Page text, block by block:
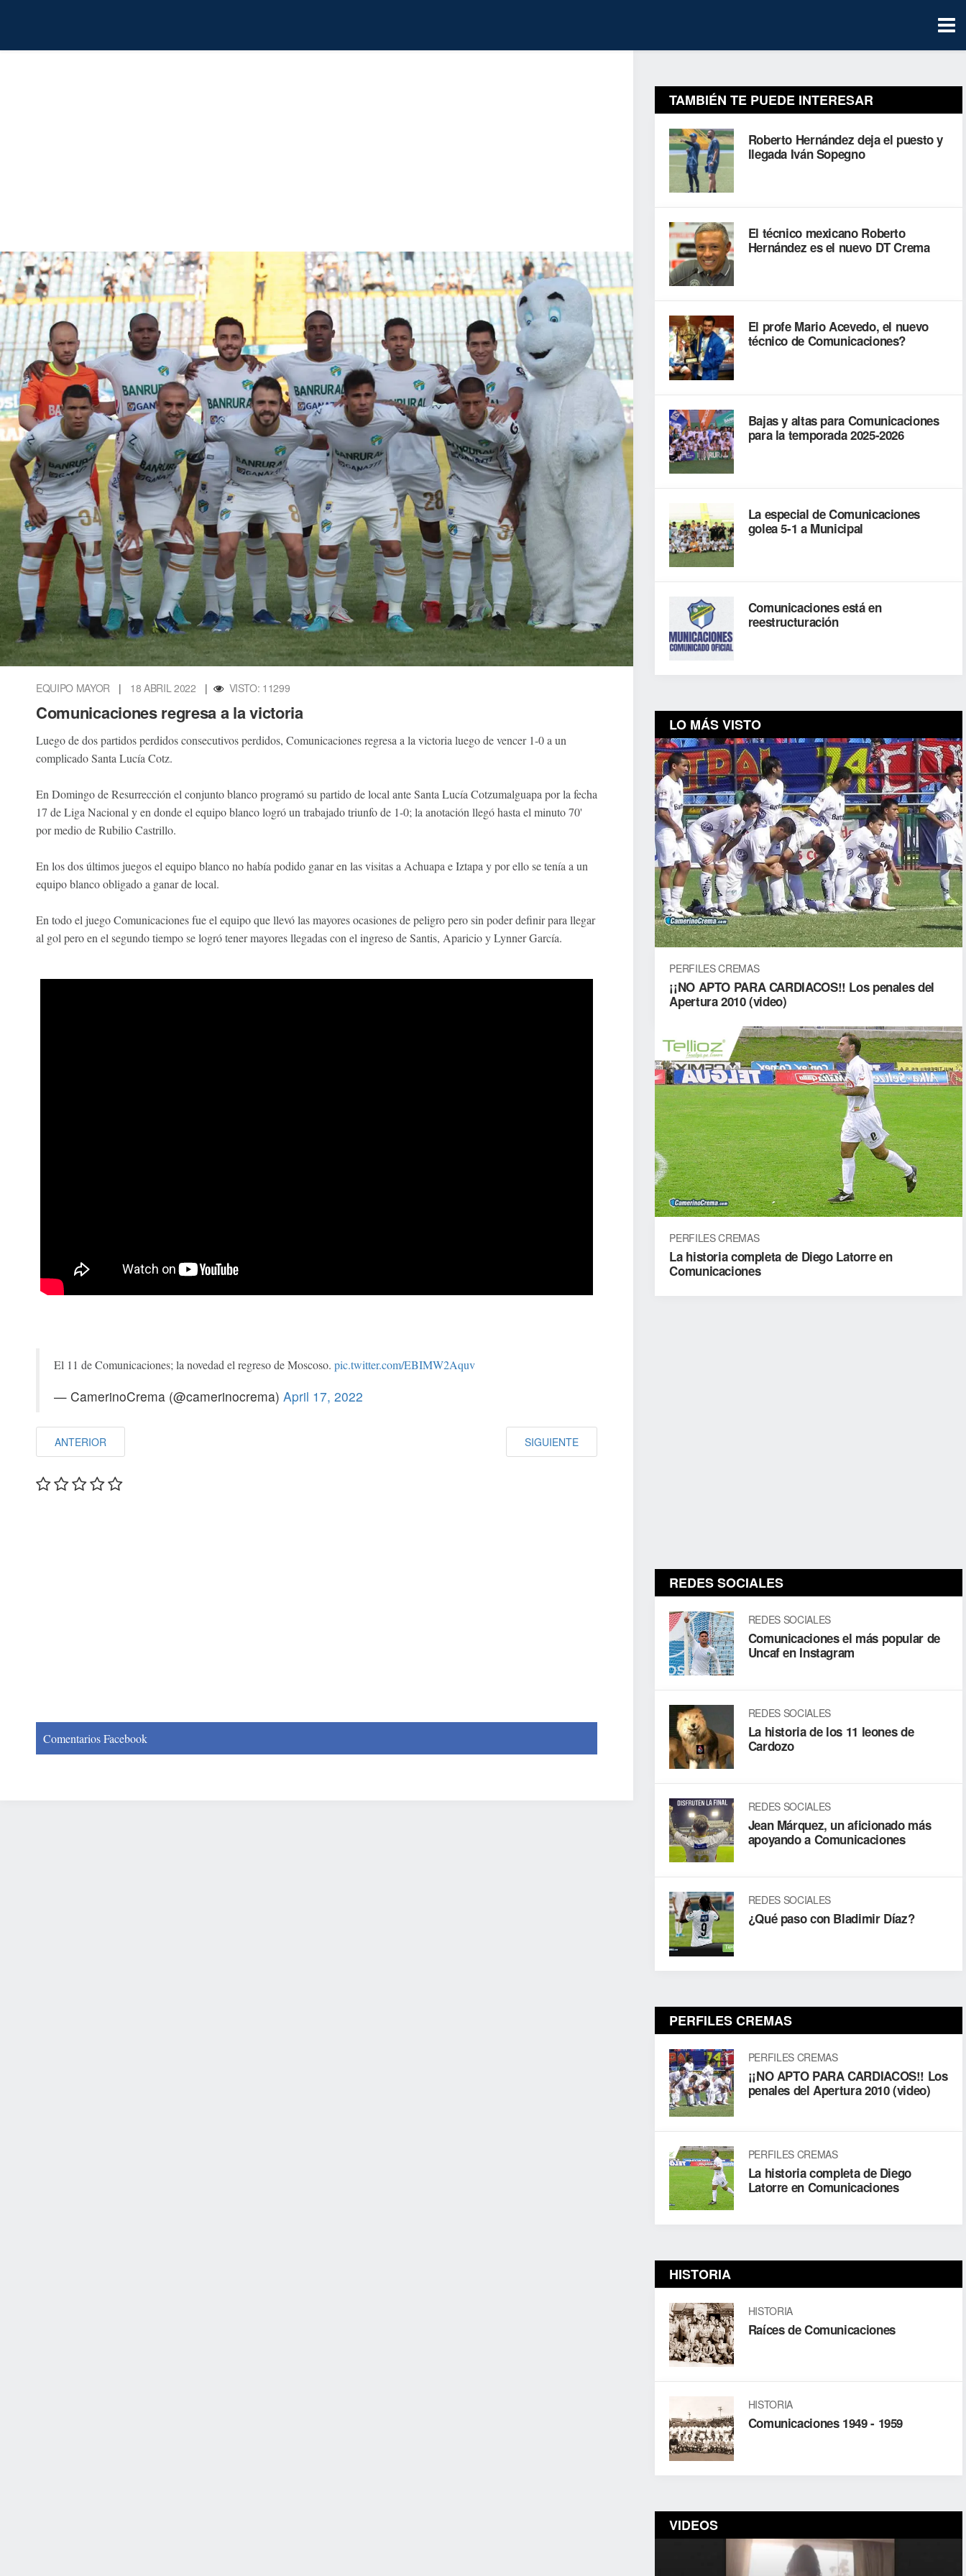
EQUIPO MAYOR | 18 ABRIL 2022 | VISTO: 11299
Comunicaciones regresa a la victoria
Luego de dos partidos perdidos consecutivos perdidos, Comunicaciones regresa a la victoria luego de vencer 1-0 a un
complicado Santa Lucía Cotz.
En Domingo de Resurrección el conjunto blanco programó su partido de local ante Santa Lucía Cotzumalguapa por la fecha
17 de Liga Nacional y en donde el equipo blanco logró un trabajado triunfo de 1-0; la anotación llegó hasta el minuto 70'
por medio de Rubilio Castrillo.
En los dos últimos juegos el equipo blanco no había podido ganar en las visitas a Achuapa e Iztapa y por ello se tenía a un
equipo blanco obligado a ganar de local.
En todo el juego Comunicaciones fue el equipo que llevó las mayores ocasiones de peligro pero sin poder definir para llegar
al gol pero en el segundo tiempo se logró tener mayores llegadas con el ingreso de Santis, Aparicio y Lynner García.
El 11 de Comunicaciones; la novedad el regreso de Moscoso. pic.twitter.com/EBIMW2Aquv
— CamerinoCrema (@camerinocrema) April 17, 2022
ANTERIOR SIGUIENTE
Comentarios Facebook
TAMBIÉN TE PUEDE INTERESAR
Roberto Hernández deja el puesto y
llegada Iván Sopegno
El técnico mexicano Roberto
Hernández es el nuevo DT Crema
El profe Mario Acevedo, el nuevo
técnico de Comunicaciones?
Bajas y altas para Comunicaciones
para la temporada 2025-2026
La especial de Comunicaciones
golea 5-1 a Municipal
Comunicaciones está en
reestructuración
LO MÁS VISTO
PERFILES CREMAS
¡¡NO APTO PARA CARDIACOS!! Los penales del
Apertura 2010 (video)
PERFILES CREMAS
La historia completa de Diego Latorre en
Comunicaciones
REDES SOCIALES
REDES SOCIALES
Comunicaciones el más popular de
Uncaf en Instagram
REDES SOCIALES
La historia de los 11 leones de
Cardozo
REDES SOCIALES
Jean Márquez, un aficionado más
apoyando a Comunicaciones
REDES SOCIALES
¿Qué paso con Bladimir Díaz?
PERFILES CREMAS
PERFILES CREMAS
¡¡NO APTO PARA CARDIACOS!! Los
penales del Apertura 2010 (video)
PERFILES CREMAS
La historia completa de Diego
Latorre en Comunicaciones
HISTORIA
HISTORIA
Raíces de Comunicaciones
HISTORIA
Comunicaciones 1949 - 1959
VIDEOS